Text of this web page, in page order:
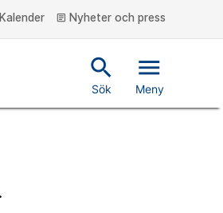
Kalender article Nyheter och press
search
Sök
menu
Meny